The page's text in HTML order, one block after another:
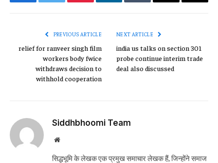
PREVIOUS ARTICLE
relief for ranveer singh film
workers body fwice
withdraws decision to
withhold cooperation
NEXT ARTICLE
india us talks on section 301
probe continue interim trade
deal also discussed
Siddhbhoomi Team
Website
सिद्धभूमि के लेखक एक प्रमुख समाचार लेखक हैं, जिन्होंने समाज